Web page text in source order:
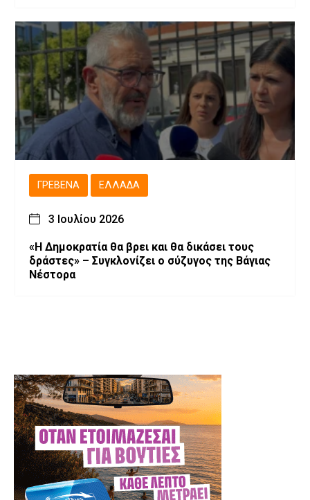
ΓΡΕΒΕΝΆ ΕΛΛΆΔΑ
3 Ιουλίου 2026
«Η Δημοκρατία θα βρει και θα δικάσει τους
δράστες» – Συγκλονίζει ο σύζυγος της Βάγιας
Νέστορα